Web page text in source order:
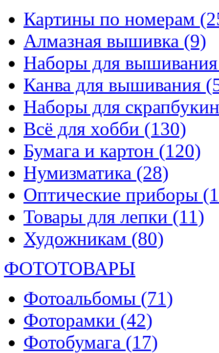
Картины по номерам
Алмазная вышивка (9)
Наборы для
Канва для вышивания
Наборы для
Всё для хобби (130)
Бумага и картон (120)
Нумизматика (28)
Оптические приборы
Товары для лепки (11)
Художникам (80)
ФОТОТОВАРЫ
Фотоальбомы (71)
Фоторамки (42)
Фотобумага (17)